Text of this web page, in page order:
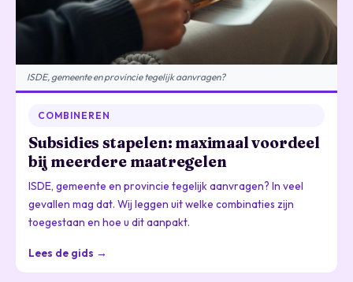
ISDE, gemeente en provincie tegelijk aanvragen?
COMBINEREN
Subsidies stapelen: maximaal voordeel
bij meerdere maatregelen
ISDE, gemeente en provincie tegelijk aanvragen? In veel
gevallen mag dat. Wij leggen uit welke combinaties zijn
toegestaan en hoe u dit aanpakt.
Lees de gids →